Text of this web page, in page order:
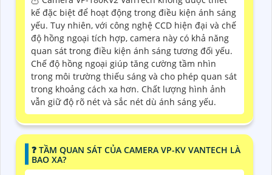
kế đặc biệt để hoạt động trong điều kiện ánh sáng
yếu. Tuy nhiên, với công nghệ CCD hiện đại và chế
độ hồng ngoại tích hợp, camera này có khả năng
quan sát trong điều kiện ánh sáng tương đối yếu.
Chế độ hồng ngoại giúp tăng cường tầm nhìn
trong môi trường thiếu sáng và cho phép quan sát
trong khoảng cách xa hơn. Chất lượng hình ảnh
vẫn giữ độ rõ nét và sắc nét dù ánh sáng yếu.
❓ TẦM QUAN SÁT CỦA CAMERA VP-KV VANTECH LÀ
BAO XA?